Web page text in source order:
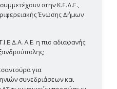
στην Κ.Ε.Δ.Ε.,
Ένωσης Δήμων
Α.Ε. η πιο αδιαφανής
για
συνεδριάσεων και